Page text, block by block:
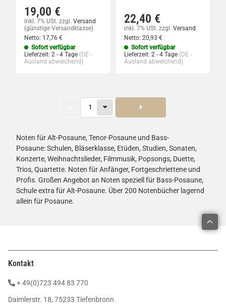
19,00 €
inkl. 7% USt. zzgl. Versand
(günstige Versandklasse)
Netto: 17,76 €
Sofort verfügbar
Lieferzeit: 2 - 4 Tage (DE -
Ausland abweichend)
22,40 €
inkl. 7% USt. zzgl. Versand
Netto: 20,93 €
Sofort verfügbar
Lieferzeit: 2 - 4 Tage (DE -
Ausland abweichend)
1
Noten für Alt-Posaune, Tenor-Posaune und Bass-
Posaune: Schulen, Bläserklasse, Etüden, Studien, Sonaten,
Konzerte, Weihnachtslieder, Filmmusik, Popsongs, Duette,
Trios, Quartette. Noten für Anfänger, Fortgeschriettene und
Profis. Großen Angebot an Noten speziell für Bass-Posaune,
Schule extra für Alt-Posaune. Über 200 Notenbücher lagernd
allein für Posaune.
Kontakt
+ 49(0)723 494 83 770
Daimlerstr. 18, 75233 Tiefenbronn